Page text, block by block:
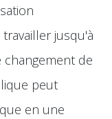
jusqu'à
de
peut
en une